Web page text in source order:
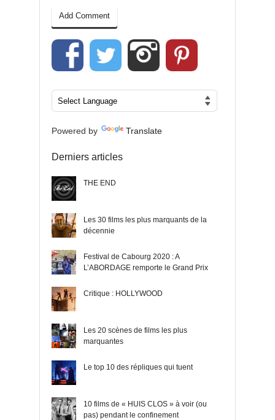
Powered by Translate
Derniers articles
THE END
Les 30 films les plus marquants de la
décennie
Festival de Cabourg 2020 : A
L’ABORDAGE remporte le Grand Prix
Critique : HOLLYWOOD
Les 20 scènes de films les plus
marquantes
Le top 10 des répliques qui tuent
10 films de « HUIS CLOS » à voir (ou
pas) pendant le confinement